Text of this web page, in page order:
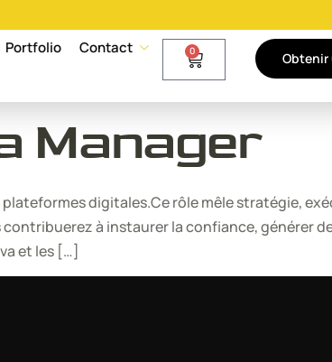
Portfolio Contact 0 Obtenir
Manager
digitales.Ce rôle mêle stratégie,
à instaurer la confiance, générer
et les […]